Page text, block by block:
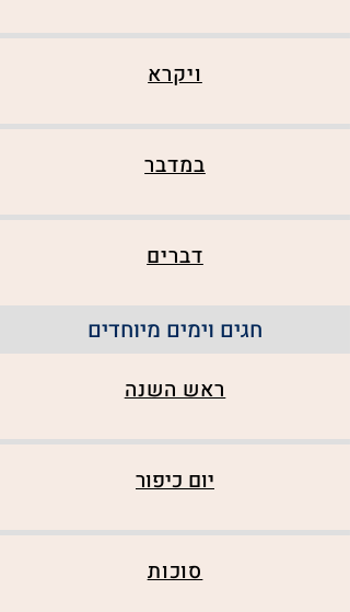
ויקרא
במדבר
דברים
חגים וימים מיוחדים
ראש השנה
יום כיפור
סוכות